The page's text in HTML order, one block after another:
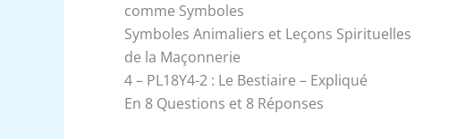
comme Symboles
Symboles Animaliers et Leçons Spirituelles
de la Maçonnerie
4 – PL18Y4-2 : Le Bestiaire – Expliqué
En 8 Questions et 8 Réponses